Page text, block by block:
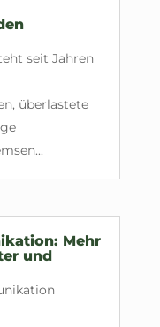
seit Jahren
überlastete
Mehr
und